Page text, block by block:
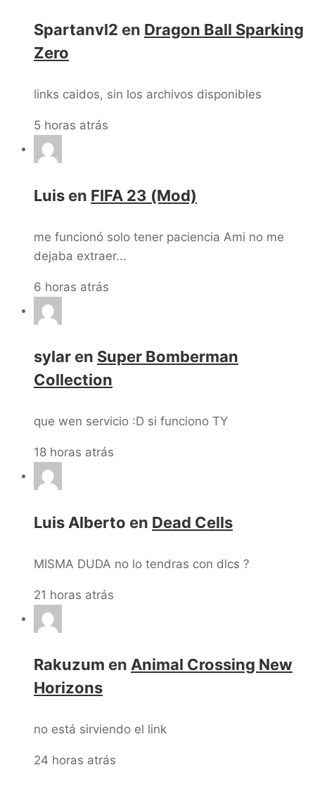
Spartanvl2 en Dragon Ball Sparking
Zero
links caidos, sin los archivos disponibles
5 horas atrás
Luis en FIFA 23 (Mod)
me funcionó solo tener paciencia Ami no me
dejaba extraer...
6 horas atrás
sylar en Super Bomberman
Collection
que wen servicio :D si funciono TY
18 horas atrás
Luis Alberto en Dead Cells
MISMA DUDA no lo tendras con dlcs ?
21 horas atrás
Rakuzum en Animal Crossing New
Horizons
no está sirviendo el link
24 horas atrás